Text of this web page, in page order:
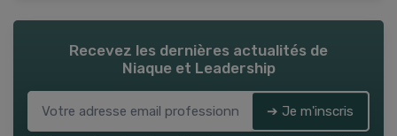
Recevez les dernières actualités de
Niaque et Leadership
➔ Je m'inscris